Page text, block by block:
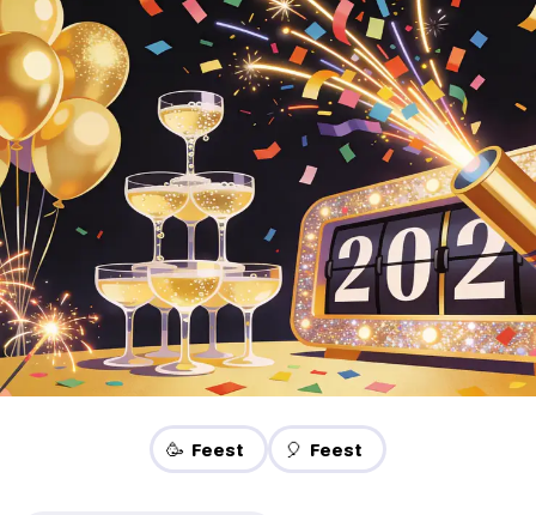
🥳 Feest 🎈 Feest